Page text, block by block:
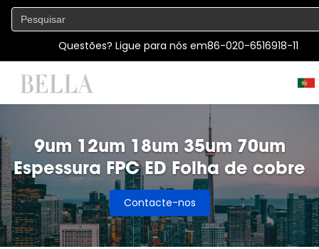
Questões? Ligue para nós em86-020-6516918-11
9um 12um 18um 35um 70um
Espessura FPC ED Folha de cobre
Contacte-nos